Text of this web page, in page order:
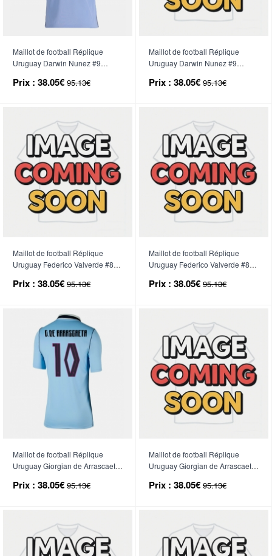
Maillot de football Réplique
Uruguay Darwin Nunez #9
Manche Courte
Prix : 38.05€ 95.13€
Maillot de football Réplique
Uruguay Darwin Nunez #9
Manche Courte
Prix : 38.05€ 95.13€
Maillot de football Réplique
Uruguay Federico Valverde #8
Manche Courte
Prix : 38.05€ 95.13€
Maillot de football Réplique
Uruguay Federico Valverde #8
Manche Courte
Prix : 38.05€ 95.13€
Maillot de football Réplique
Uruguay Giorgian de Arrascaeta
2026 Manche Courte
Prix : 38.05€ 95.13€
Maillot de football Réplique
Uruguay Giorgian de Arrascaeta
2026 Manche Courte
Prix : 38.05€ 95.13€